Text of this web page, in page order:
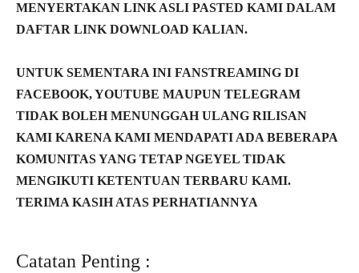
MENYERTAKAN LINK ASLI PASTED KAMI DALAM
DAFTAR LINK DOWNLOAD KALIAN.
UNTUK SEMENTARA INI FANSTREAMING DI
FACEBOOK, YOUTUBE MAUPUN TELEGRAM
TIDAK BOLEH MENUNGGAH ULANG RILISAN
KAMI KARENA KAMI MENDAPATI ADA BEBERAPA
KOMUNITAS YANG TETAP NGEYEL TIDAK
MENGIKUTI KETENTUAN TERBARU KAMI.
TERIMA KASIH ATAS PERHATIANNYA
Catatan Penting :